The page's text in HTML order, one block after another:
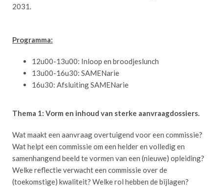
2031.
Programma:
12u00-13u00: Inloop en broodjeslunch
13u00-16u30: SAMENarie
16u30: Afsluiting SAMENarie
Thema 1: Vorm en inhoud van sterke aanvraagdossiers.
Wat maakt een aanvraag overtuigend voor een commissie?
Wat helpt een commissie om een helder en volledig en
samenhangend beeld te vormen van een (nieuwe) opleiding?
Welke reflectie verwacht een commissie over de
(toekomstige) kwaliteit? Welke rol hebben de bijlagen?